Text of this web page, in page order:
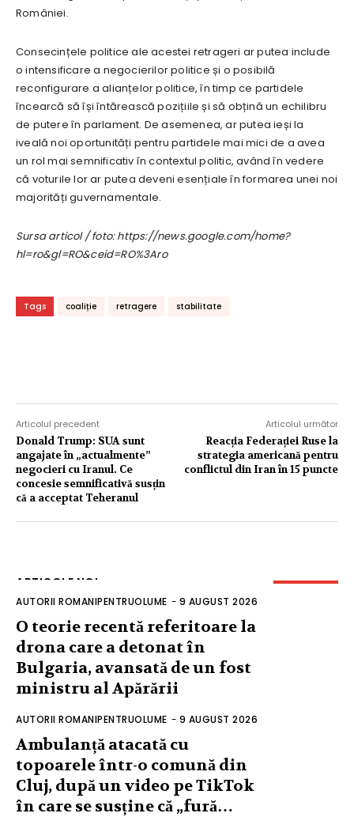
României.
Consecințele politice ale acestei retrageri ar putea include
o intensificare a negocierilor politice și o posibilă
reconfigurare a alianțelor politice, în timp ce partidele
încearcă să își întărească pozițiile și să obțină un echilibru
de putere în parlament. De asemenea, ar putea ieși la
iveală noi oportunități pentru partidele mai mici de a avea
un rol mai semnificativ în contextul politic, având în vedere
că voturile lor ar putea deveni esențiale în formarea unei noi
majorități guvernamentale.
Sursa articol / foto: https://news.google.com/home?
hl=ro&gl=RO&ceid=RO%3Aro
Tags coaliție retragere stabilitate
Articolul precedent
Donald Trump: SUA sunt
angajate în „actualmente”
negocieri cu Iranul. Ce
concesie semnificativă susțin
că a acceptat Teheranul
Articolul următor
Reacția Federației Ruse la
strategia americană pentru
conflictul din Iran în 15 puncte
ARTICOLE NOI
AUTORII ROMANIPENTRUOLUME - 9 AUGUST 2026
O teorie recentă referitoare la
drona care a detonat în
Bulgaria, avansată de un fost
ministru al Apărării
AUTORII ROMANIPENTRUOLUME - 9 AUGUST 2026
Ambulanță atacată cu
topoarele într-o comună din
Cluj, după un video pe TikTok
în care se susține că „fură…